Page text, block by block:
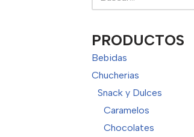
PRODUCTOS
Bebidas
Chucherias
Snack y Dulces
Caramelos
Chocolates